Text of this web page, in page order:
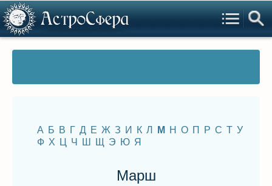
А Б В Г Д Е Ж З И К Л М Н О П Р С Т У
Ф Х Ц Ч Ш Щ Э Ю Я
Марш